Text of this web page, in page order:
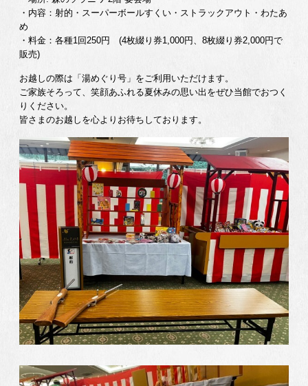
・内容：射的・スーパーボールすくい・ストラックアウト・わたあ
め
・料金：各種1回250円 (4枚綴り券1,000円、8枚綴り券2,000円で
販売)
お越しの際は「湯めぐり号」をご利用いただけます。
ご家族そろって、笑顔あふれる夏休みの思い出をぜひ当館でおつく
りください。
皆さまのお越しを心よりお待ちしております。